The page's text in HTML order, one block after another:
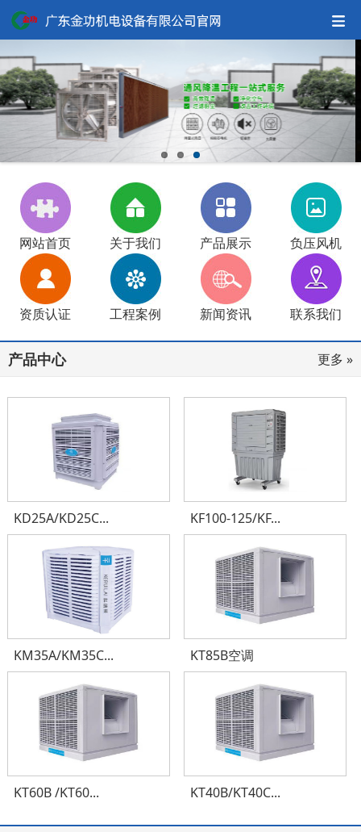
网站首页 关于我们 产品展示 负压风机
资质认证 工程案例 新闻资讯 联系我们
产品中心 更多 »
KD25A/KD25C... KF100-125/KF...
KM35A/KM35C... KT85B空调
KT60B /KT60... KT40B/KT40C...